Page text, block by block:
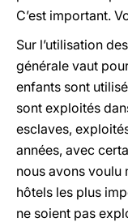
C’est important.
Sur l’utilisation
générale vaut
enfants sont
sont exploités
esclaves,
années, avec
nous avons voulu
hôtels les plus
ne soient pas